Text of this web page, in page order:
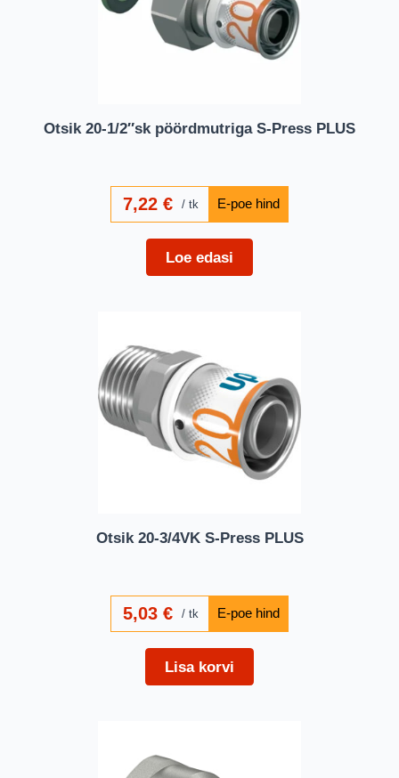
Otsik 20-1/2″sk pöördmutriga S-Press PLUS
7,22€ tk
Loe edasi
Otsik 20-3/4VK S-Press PLUS
5,03€ tk
Lisa korvi